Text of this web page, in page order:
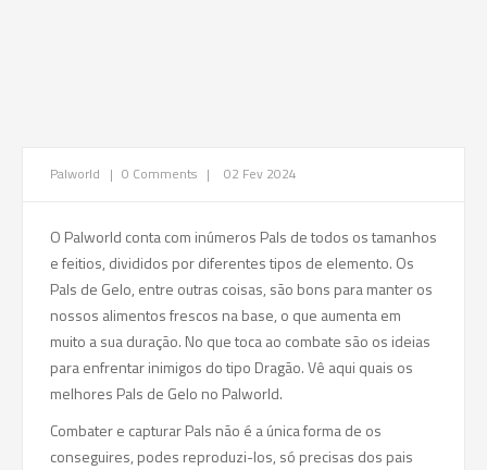
Palworld | 0 Comments | 02 Fev 2024
O Palworld conta com inúmeros Pals de todos os tamanhos
e feitios, divididos por diferentes tipos de elemento. Os
Pals de Gelo, entre outras coisas, são bons para manter os
nossos alimentos frescos na base, o que aumenta em
muito a sua duração. No que toca ao combate são os ideias
para enfrentar inimigos do tipo Dragão. Vê aqui quais os
melhores Pals de Gelo no Palworld.
Combater e capturar Pals não é a única forma de os
conseguires, podes reproduzi-los, só precisas dos pais